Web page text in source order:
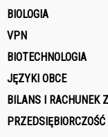
BIOLOGIA
VPN
BIOTECHNOLOGIA
JĘZYKI OBCE
BILANS I RACHUNEK
PRZEDSIĘBIORCZOŚĆ